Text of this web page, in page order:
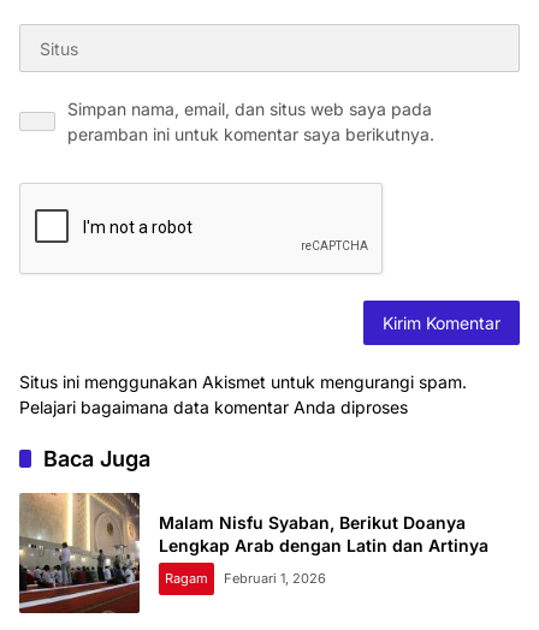
Simpan nama, email, dan situs web saya pada
peramban ini untuk komentar saya berikutnya.
Situs ini menggunakan Akismet untuk mengurangi spam.
Pelajari bagaimana data komentar Anda diproses
Baca Juga
Malam Nisfu Syaban, Berikut Doanya
Lengkap Arab dengan Latin dan Artinya
Ragam Februari 1, 2026